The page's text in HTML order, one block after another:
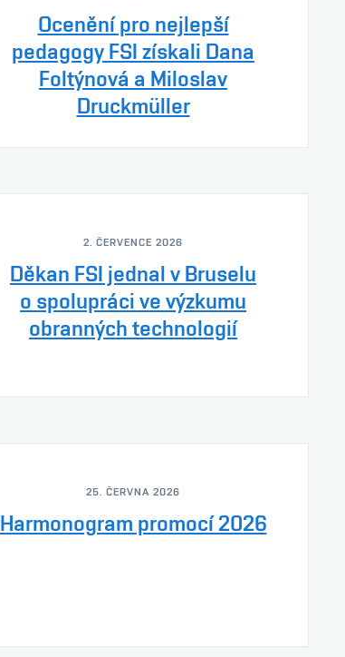
Ocenění pro nejlepší
pedagogy FSI získali Dana
Foltýnová a Miloslav
Druckmüller
2. ČERVENCE 2026
Děkan FSI jednal v Bruselu
o spolupráci ve výzkumu
obranných technologií
25. ČERVNA 2026
Harmonogram promocí 2026